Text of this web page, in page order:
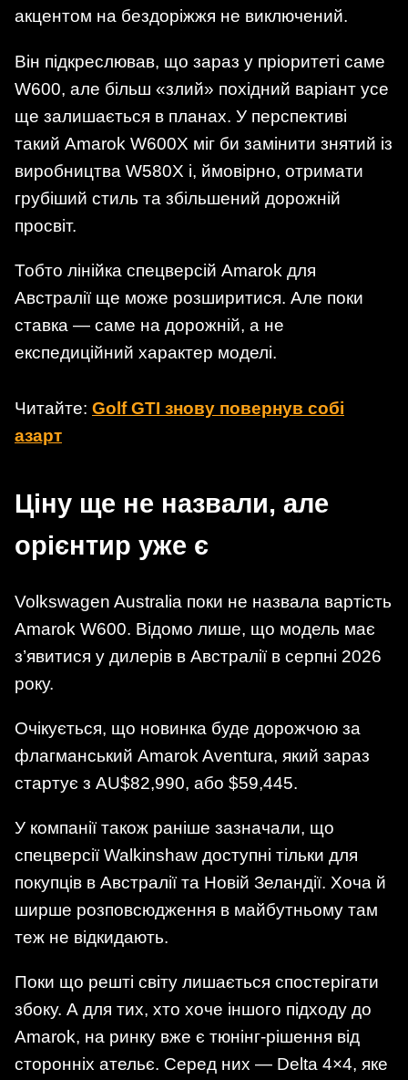
акцентом на бездоріжжя не виключений.
Він підкреслював, що зараз у пріоритеті саме
W600, але більш «злий» похідний варіант усе
ще залишається в планах. У перспективі
такий Amarok W600X міг би замінити знятий із
виробництва W580X і, ймовірно, отримати
грубіший стиль та збільшений дорожній
просвіт.
Тобто лінійка спецверсій Amarok для
Австралії ще може розширитися. Але поки
ставка — саме на дорожній, а не
експедиційний характер моделі.
Читайте: Golf GTI знову повернув собі
азарт
Ціну ще не назвали, але
орієнтир уже є
Volkswagen Australia поки не назвала вартість
Amarok W600. Відомо лише, що модель має
з’явитися у дилерів в Австралії в серпні 2026
року.
Очікується, що новинка буде дорожчою за
флагманський Amarok Aventura, який зараз
стартує з AU$82,990, або $59,445.
У компанії також раніше зазначали, що
спецверсії Walkinshaw доступні тільки для
покупців в Австралії та Новій Зеландії. Хоча й
ширше розповсюдження в майбутньому там
теж не відкидають.
Поки що решті світу лишається спостерігати
збоку. А для тих, хто хоче іншого підходу до
Amarok, на ринку вже є тюнінг-рішення від
сторонніх ательє. Серед них — Delta 4×4, яке